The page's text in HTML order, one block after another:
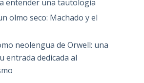
entender una tautología
olmo seco: Machado y el
neolengua de Orwell: una
entrada dedicada al